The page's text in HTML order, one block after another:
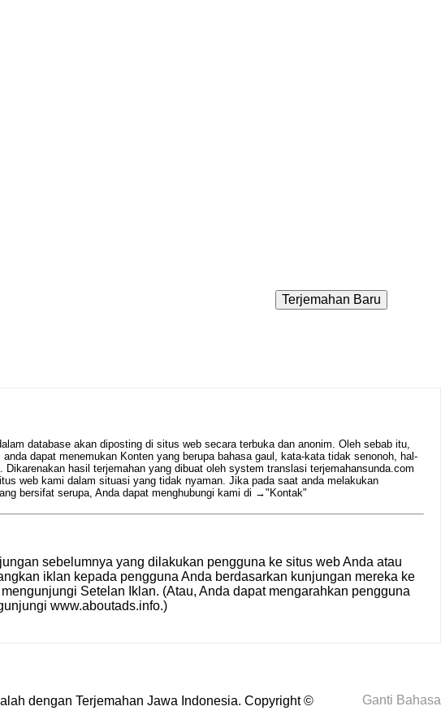
database akan diposting di situs web secara terbuka dan anonim. Oleh sebab itu,
dapat menemukan Konten yang berupa bahasa gaul, kata-kata tidak senonoh, hal-
hasil terjemahan yang dibuat oleh system translasi terjemahansunda.com
web kami dalam situasi yang tidak nyaman. Jika pada saat anda melakukan
bersifat serupa, Anda dapat menghubungi kami di →"Kontak"
sebelumnya yang dilakukan pengguna ke situs web Anda atau
iklan kepada pengguna Anda berdasarkan kunjungan mereka ke
Setelan Iklan. (Atau, Anda dapat mengarahkan pengguna
www.aboutads.info.)
Ganti Bahasa
dengan Terjemahan Jawa Indonesia. Copyright ©